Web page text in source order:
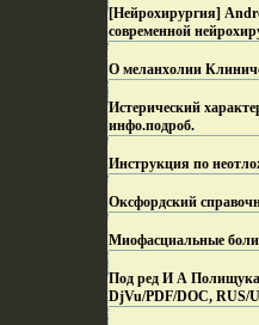
[Нейрохирургия]
современной
О меланхолии
Истерический
инфо.подроб.
Инструкция по
Оксфордский
Миофасциальные боли
Под ред И А Полищука,
DjVu/PDF/DOC, RUS/